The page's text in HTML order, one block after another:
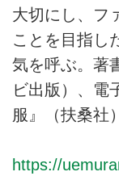
大切にし、フ
ことを目指し
気を呼ぶ。著
ビ出版）、電
服』（扶桑社
https://